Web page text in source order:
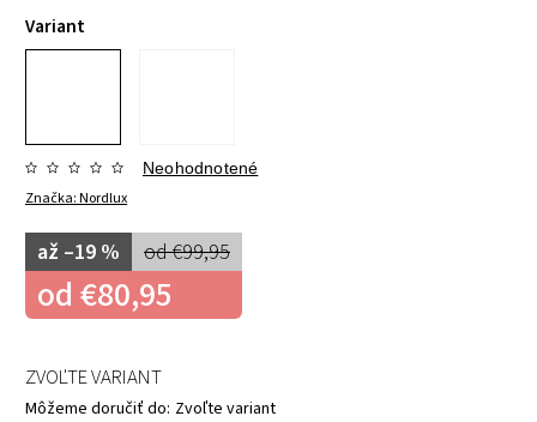
Variant
Značka:Nordlux
Neohodnotené
od €99,95
až –19 %
od €80,95
ZVOĽTE VARIANT
Môžeme doručiť do: Zvoľte variant